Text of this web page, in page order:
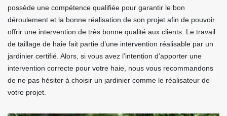
possède une compétence qualifiée pour garantir le bon
déroulement et la bonne réalisation de son projet afin de pouvoir
offrir une intervention de très bonne qualité aux clients. Le travail
de taillage de haie fait partie d’une intervention réalisable par un
jardinier certifié. Alors, si vous avez l’intention d’apporter une
intervention correcte pour votre haie, nous vous recommandons
de ne pas hésiter à choisir un jardinier comme le réalisateur de
votre projet.